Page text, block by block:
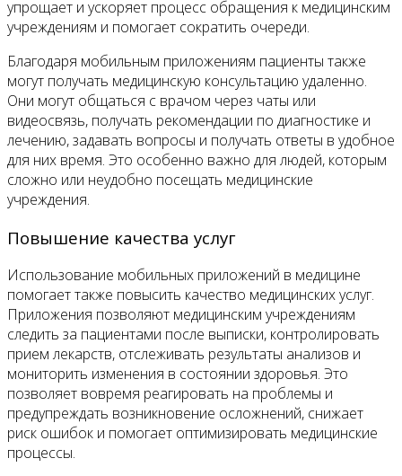
упрощает и ускоряет процесс обращения к медицинским
учреждениям и помогает сократить очереди.
Благодаря мобильным приложениям пациенты также
могут получать медицинскую консультацию удаленно.
Они могут общаться с врачом через чаты или
видеосвязь, получать рекомендации по диагностике и
лечению, задавать вопросы и получать ответы в удобное
для них время. Это особенно важно для людей, которым
сложно или неудобно посещать медицинские
учреждения.
Повышение качества услуг
Использование мобильных приложений в медицине
помогает также повысить качество медицинских услуг.
Приложения позволяют медицинским учреждениям
следить за пациентами после выписки, контролировать
прием лекарств, отслеживать результаты анализов и
мониторить изменения в состоянии здоровья. Это
позволяет вовремя реагировать на проблемы и
предупреждать возникновение осложнений, снижает
риск ошибок и помогает оптимизировать медицинские
процессы.